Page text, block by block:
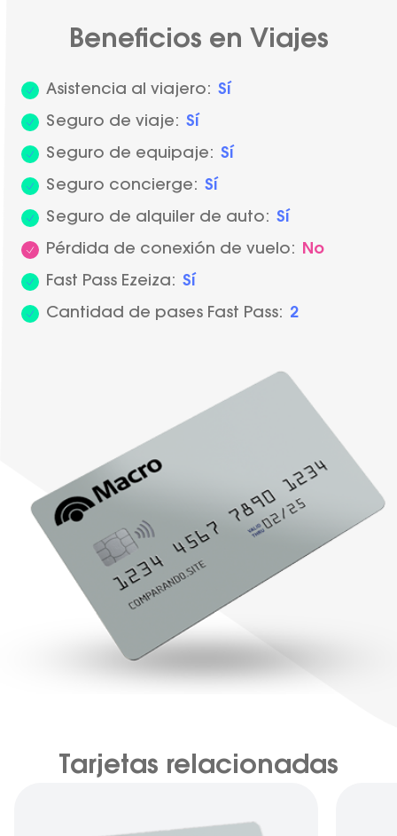
Beneficios en Viajes
Asistencia al viajero: Sí
Seguro de viaje: Sí
Seguro de equipaje: Sí
Seguro concierge: Sí
Seguro de alquiler de auto: Sí
Pérdida de conexión de vuelo: No
Fast Pass Ezeiza: Sí
Cantidad de pases Fast Pass: 2
Tarjetas relacionadas